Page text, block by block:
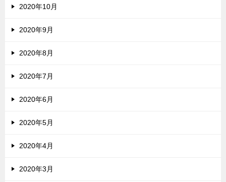
2020年10月
2020年9月
2020年8月
2020年7月
2020年6月
2020年5月
2020年4月
2020年3月